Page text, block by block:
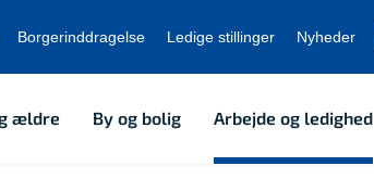
Borgerinddragelse Ledige stillinger Nyheder
ældre By og bolig Arbejde og ledighed